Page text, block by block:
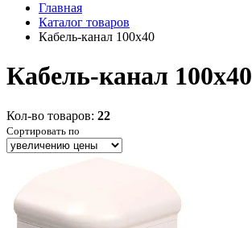
Главная
Каталог товаров
Кабель-канал 100х40
Кабель-канал 100х40
Кол-во товаров: 22
Сортировать по